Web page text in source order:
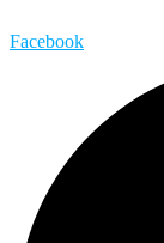
Facebook